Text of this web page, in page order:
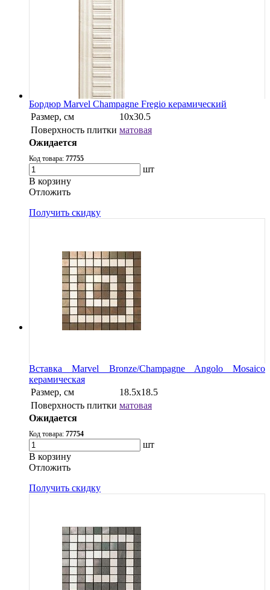
Бордюр Marvel Champagne Fregio керамический
Размер, см
10x30.5
Поверхность плитки матовая
Ожидается
Код товара: 77755
шт
В корзину
Oтложить
Получить скидку
Вставка Marvel Bronze/Champagne Angolo Mosaico
керамическая
Размер, см
18.5x18.5
Поверхность плитки матовая
Ожидается
Код товара: 77754
шт
В корзину
Oтложить
Получить скидку